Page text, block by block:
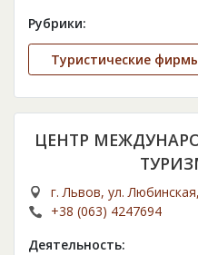
Рубрики:
Туристические
ЦЕНТР
г. Львов, ул.
+38 (063) 4247694
Деятельность: